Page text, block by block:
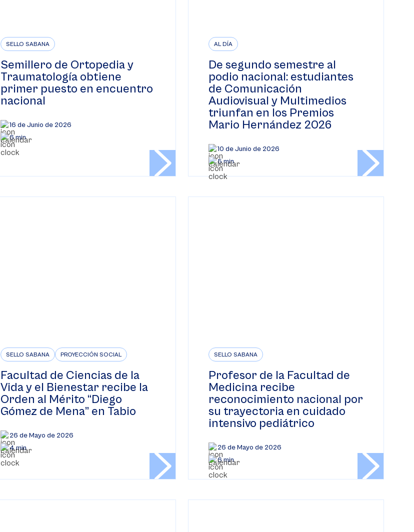
SELLO SABANA
Semillero de Ortopedia y
Traumatología obtiene
primer puesto en encuentro
nacional
16 de Junio de 2026
6 min
AL DÍA
De segundo semestre al
podio nacional: estudiantes
de Comunicación
Audiovisual y Multimedios
triunfan en los Premios
Mario Hernández 2026
10 de Junio de 2026
5 min
SELLO SABANA PROYECCIÓN SOCIAL
Facultad de Ciencias de la
Vida y el Bienestar recibe la
Orden al Mérito “Diego
Gómez de Mena” en Tabio
26 de Mayo de 2026
4 min
SELLO SABANA
Profesor de la Facultad de
Medicina recibe
reconocimiento nacional por
su trayectoria en cuidado
intensivo pediátrico
26 de Mayo de 2026
6 min